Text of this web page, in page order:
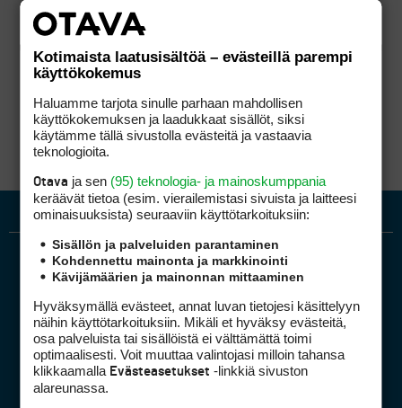
Golfpiste mediakortti
Kotimaista laatusisältöä – evästeillä parempi
käyttökokemus
Haluamme tarjota sinulle parhaan mahdollisen
käyttökokemuksen ja laadukkaat sisällöt, siksi
käytämme tällä sivustolla evästeitä ja vastaavia
teknologioita.
Otava ja sen (95) teknologia- ja mainoskumppania
keräävät tietoa (esim. vierailemis­tasi sivuista ja laitteesi
ominaisuuk­sista) seuraaviin käyttötarkoituksiin:
Sisällön ja palveluiden parantaminen
Kohdennettu mainonta ja markkinointi
Kävijämäärien ja mainonnan mittaaminen
Hyväksymällä evästeet, annat luvan tietojesi käsittelyyn
näihin käyttötarkoituksiin. Mikäli et hyväksy evästeitä,
osa palveluista tai sisällöistä ei välttämättä toimi
optimaalisesti. Voit muuttaa valintojasi milloin tahansa
klikkaamalla Evästeasetukset -linkkiä sivuston
alareunassa.